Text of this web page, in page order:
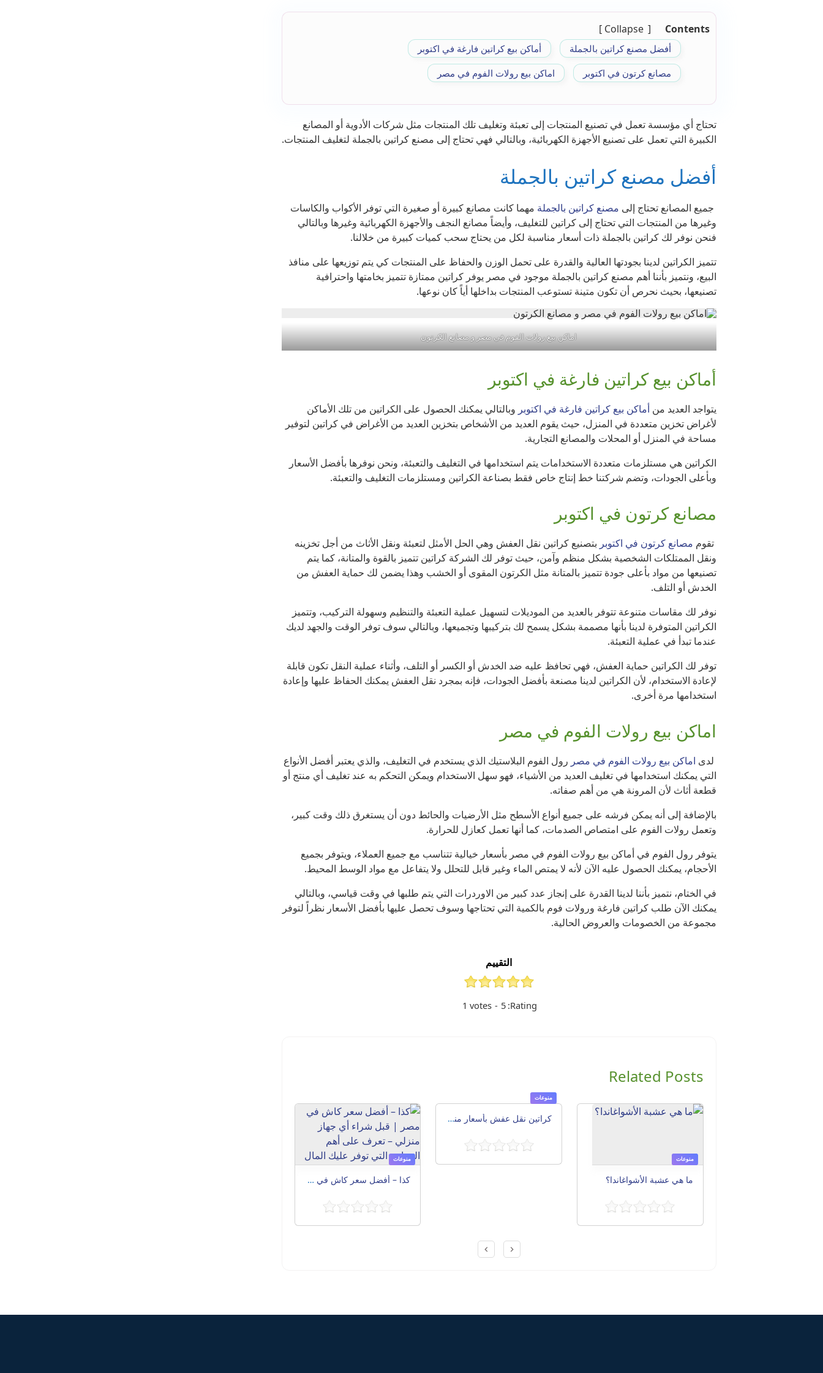
Contents
Collapse
أفضل مصنع كراتين بالجملة
أماكن بيع كراتين فارغة في اكتوبر
مصانع كرتون في اكتوبر
اماكن بيع رولات الفوم في مصر
تحتاج أي مؤسسة تعمل في تصنيع المنتجات إلى تعبئة وتغليف تلك المنتجات مثل شركات الأدوية أو المصانع
الكبيرة التي تعمل على تصنيع الأجهزة الكهربائية، وبالتالي فهي تحتاج إلى مصنع كراتين بالجملة لتغليف المنتجات.
أفضل مصنع كراتين بالجملة
جميع المصانع تحتاج إلى مصنع كراتين بالجملة مهما كانت مصانع كبيرة أو صغيرة التي توفر الأكواب والكاسات
وغيرها من المنتجات التي تحتاج إلى كراتين للتغليف، وأيضاً مصانع النجف والأجهزة الكهربائية وغيرها وبالتالي
فنحن نوفر لك كراتين بالجملة ذات أسعار مناسبة لكل من يحتاج سحب كميات كبيرة من خلالنا.
تتميز الكراتين لدينا بجودتها العالية والقدرة على تحمل الوزن والحفاظ على المنتجات كي يتم توزيعها على منافذ
البيع، ونتميز بأننا أهم مصنع كراتين بالجملة موجود في مصر يوفر كراتين ممتازة تتميز بخامتها واحترافية
تصنيعها، بحيث نحرص أن تكون متينة تستوعب المنتجات بداخلها أياً كان نوعها.
اماكن بيع رولات الفوم في مصر و مصانع الكرتون
أماكن بيع كراتين فارغة في اكتوبر
يتواجد العديد منأماكن بيع كراتين فارغة في اكتوبر وبالتالي يمكنك الحصول على الكراتين من تلك الأماكن
لأغراض تخزين متعددة في المنزل، حيث يقوم العديد من الأشخاص بتخزين العديد من الأغراض في كراتين لتوفير
مساحة في المنزل أو المحلات والمصانع التجارية.
الكراتين هي مستلزمات متعددة الاستخدامات يتم استخدامها في التغليف والتعبئة، ونحن نوفرها بأفضل الأسعار
وبأعلى الجودات، وتضم شركتنا خط إنتاج خاص فقط بصناعة الكراتين ومستلزمات التغليف والتعبئة.
مصانع كرتون في اكتوبر
تقوم مصانع كرتون في اكتوبر بتصنيع كراتين نقل العفش وهي الحل الأمثل لتعبئة ونقل الأثاث من أجل تخزينه
ونقل الممتلكات الشخصية بشكل منظم وآمن، حيث توفر لك الشركة كراتين تتميز بالقوة والمتانة، كما يتم
تصنيعها من مواد بأعلى جودة تتميز بالمتانة مثل الكرتون المقوى أو الخشب وهذا يضمن لك حماية العفش من
الخدش أو التلف.
نوفر لك مقاسات متنوعة تتوفر بالعديد من الموديلات لتسهيل عملية التعبئة والتنظيم وسهولة التركيب، وتتميز
الكراتين المتوفرة لدينا بأنها مصممة بشكل يسمح لك بتركيبها وتجميعها، وبالتالي سوف توفر الوقت والجهد لديك
عندما تبدأ في عملية التعبئة.
توفر لك الكراتين حماية العفش، فهي تحافظ عليه ضد الخدش أو الكسر أو التلف، وأثناء عملية النقل تكون قابلة
لإعادة الاستخدام، لأن الكراتين لدينا مصنعة بأفضل الجودات، فإنه بمجرد نقل العفش يمكنك الحفاظ عليها وإعادة
استخدامها مرة أخرى.
اماكن بيع رولات الفوم في مصر
لدى اماكن بيع رولات الفوم في مصر رول الفوم البلاستيك الذي يستخدم في التغليف، والذي يعتبر أفضل الأنواع
التي يمكنك استخدامها في تغليف العديد من الأشياء، فهو سهل الاستخدام ويمكن التحكم به عند تغليف أي منتج أو
قطعة أثاث لأن المرونة هي من أهم صفاته.
بالإضافة إلى أنه يمكن فرشه على جميع أنواع الأسطح مثل الأرضيات والحائط دون أن يستغرق ذلك وقت كبير،
وتعمل رولات الفوم على امتصاص الصدمات، كما أنها تعمل كعازل للحرارة.
يتوفر رول الفوم في أماكن بيع رولات الفوم في مصر بأسعار خيالية تتناسب مع جميع العملاء، ويتوفر بجميع
الأحجام، يمكنك الحصول عليه الآن لأنه لا يمتص الماء وغير قابل للتحلل ولا يتفاعل مع مواد الوسط المحيط.
في الختام، نتميز بأننا لدينا القدرة على إنجاز عدد كبير من الاوردرات التي يتم طلبها في وقت قياسي، وبالتالي
يمكنك الآن طلب كراتين فارغة ورولات فوم بالكمية التي تحتاجها وسوف تحصل عليها بأفضل الأسعار نظراً لتوفر
مجموعة من الخصومات والعروض الحالية.
التقييم
Rating:
5
-
1 votes
Related Posts
منوعات
ما هي عشبة الأشواغاندا؟
منوعات
كراتين نقل عفش بأسعار مناسبة بالإسكندرية 01141940005
منوعات
كذا – أفضل سعر كاش في مصر | قبل شراء أي جهاز منزلي – تعرف على أهم المعايير التي توفر عليك المال